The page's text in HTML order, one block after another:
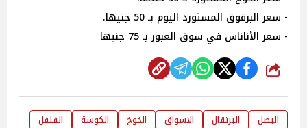
- سعر البرقوق المستورد اليوم بـ 50 جنيها.
- سعر الأناناس في سوق العبور بـ 75 جنيها
شارك
البصل البرتقال الاسواق الخوخ الكوسة
الفلفل